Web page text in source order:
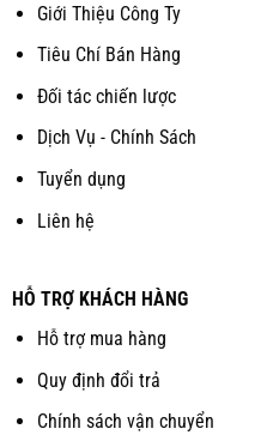
Giới Thiệu Công Ty
Tiêu Chí Bán Hàng
Đối tác chiến lược
Dịch Vụ - Chính Sách
Tuyển dụng
Liên hệ
HỖ TRỢ KHÁCH HÀNG
Hỗ trợ mua hàng
Quy định đổi trả
Chính sách vận chuyển